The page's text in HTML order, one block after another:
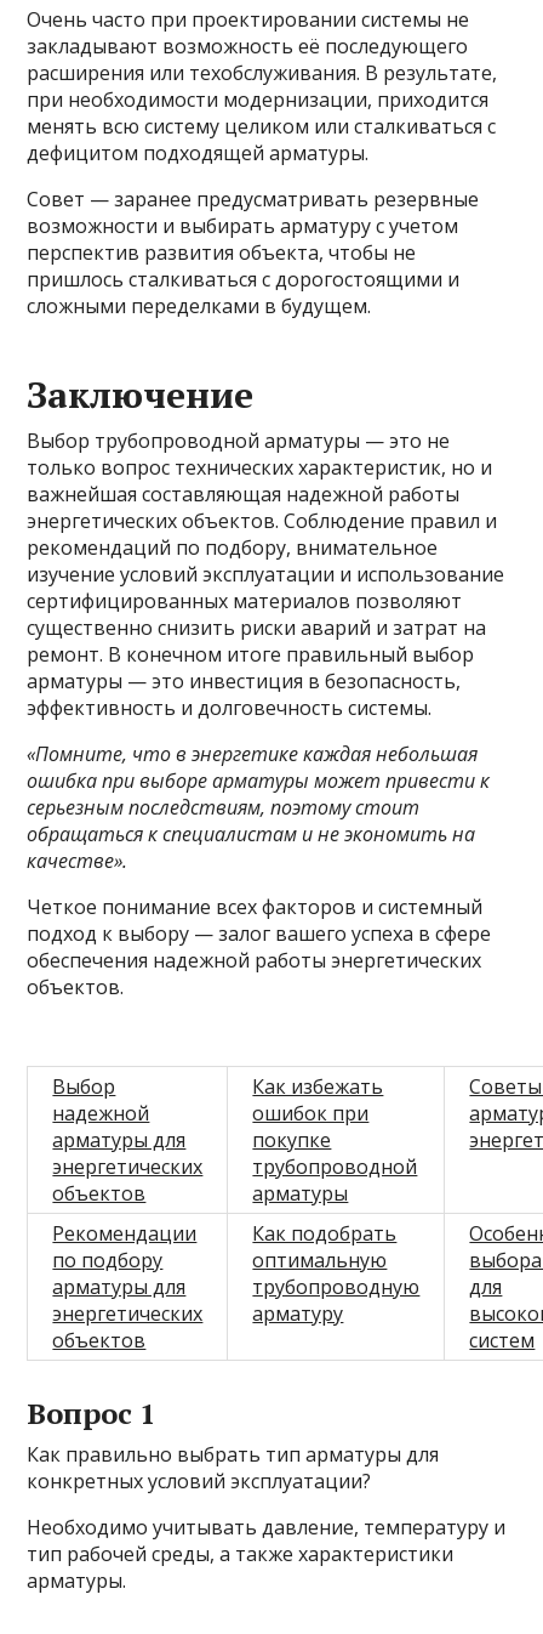
Очень часто при проектировании системы не
закладывают возможность её последующего
расширения или техобслуживания. В результате,
при необходимости модернизации, приходится
менять всю систему целиком или сталкиваться с
дефицитом подходящей арматуры.
Совет — заранее предусматривать резервные
возможности и выбирать арматуру с учетом
перспектив развития объекта, чтобы не
пришлось сталкиваться с дорогостоящими и
сложными переделками в будущем.
Заключение
Выбор трубопроводной арматуры — это не
только вопрос технических характеристик, но и
важнейшая составляющая надежной работы
энергетических объектов. Соблюдение правил и
рекомендаций по подбору, внимательное
изучение условий эксплуатации и использование
сертифицированных материалов позволяют
существенно снизить риски аварий и затрат на
ремонт. В конечном итоге правильный выбор
арматуры — это инвестиция в безопасность,
эффективность и долговечность системы.
«Помните, что в энергетике каждая небольшая
ошибка при выборе арматуры может привести к
серьезным последствиям, поэтому стоит
обращаться к специалистам и не экономить на
качестве».
Четкое понимание всех факторов и системный
подход к выбору — залог вашего успеха в сфере
обеспечения надежной работы энергетических
объектов.
Выбор
надежной
арматуры для
энергетических
объектов
Как избежать
ошибок при
покупке
трубопроводной
арматуры
Рекомендации
по подбору
арматуры для
энергетических
объектов
Как подобрать
оптимальную
трубопроводную
арматуру
для
систем
Вопрос 1
Как правильно выбрать тип арматуры для
конкретных условий эксплуатации?
Необходимо учитывать давление, температуру и
тип рабочей среды, а также характеристики
арматуры.